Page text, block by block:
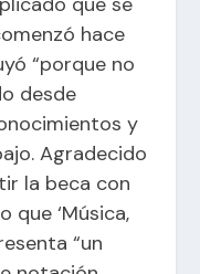
hace
“porque no
desde
y
Agradecido
la beca con
que ‘Música,
“un